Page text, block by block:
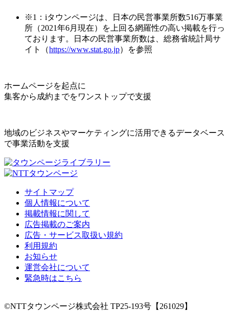
※1：iタウンページは、日本の民営事業所数516万事業
所（2021年6月現在）を上回る網羅性の高い掲載を行っ
ております。日本の民営事業所数は、総務省統計局サ
イト（https://www.stat.go.jp）を参照
ホームページを起点に
集客から成約までをワンストップで支援
地域のビジネスやマーケティングに活用できるデータベース
で事業活動を支援
サイトマップ
個人情報について
掲載情報に関して
広告掲載のご案内
広告・サービス取扱い規約
利用規約
お知らせ
運営会社について
緊急時はこちら
©NTTタウンページ株式会社 TP25-193号【261029】